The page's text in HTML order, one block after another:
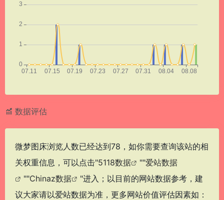
数据评估
微梦图床浏览人数已经达到78，如你需要查询该站的相
关权重信息，可以点击"5118数据 ""爱站数据
""Chinaz数据
"进入；以目前的网站数据参考，建
议大家请以爱站数据为准，更多网站价值评估因素如：